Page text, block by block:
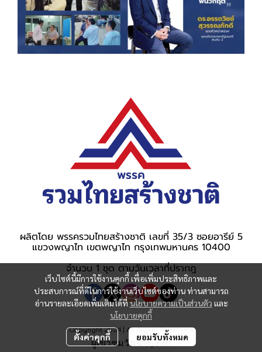
เว็บไซต์นี้มีการใช้งานคุกกี้ เพื่อเพิ่มประสิทธิภาพและ
ประสบการณ์ที่ดีในการใช้งานเว็บไซต์ของท่าน ท่านสามารถ
อ่านรายละเอียดเพิ่มเติมได้ที่นโยบายความเป็นส่วนตัว และ
นโยบายคุกกี้
ตั้งค่าคุกกี้ ยอมรับทั้งหมด
ผลิตโดย พรรครวมไทยสร้างชาติ เลขที่ 35/3 ซอยอารีย์ 5
แขวงพญาไท เขตพญาไท กรุงเทพมหานคร 10400
จำนวน 1 ชุด ตามวันเวลาที่ปรากฎ
Copyright 2024 | All Rights Reserved
ผู้เข้าชมวันนี้5,308